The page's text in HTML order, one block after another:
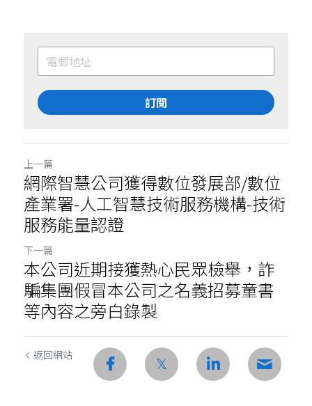
訂閱
上一篇
網際智慧公司獲得數位發展部/數位
產業署-人工智慧技術服務機構-技術
服務能量認證
下一篇
本公司近期接獲熱心民眾檢舉，詐
騙集團假冒本公司之名義招募童書
等內容之旁白錄製
返回網站